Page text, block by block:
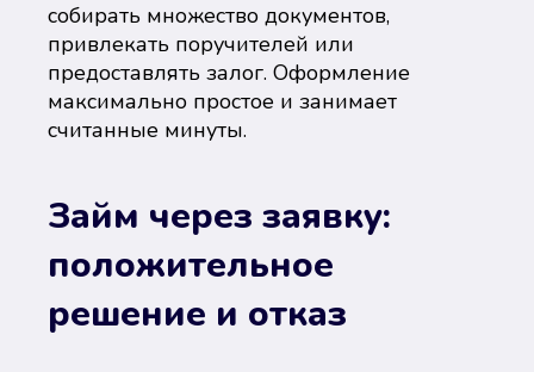
собирать множество документов,
привлекать поручителей или
предоставлять залог. Оформление
максимально простое и занимает
считанные минуты.
Займ через заявку:
положительное
решение и отказ